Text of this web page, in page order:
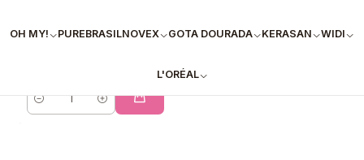
OH MY! PUREBRASILNOVEX GOTA DOURADA KERASAN WIDI
L'ORÉAL
Multiação 10em1 de
Quantidade